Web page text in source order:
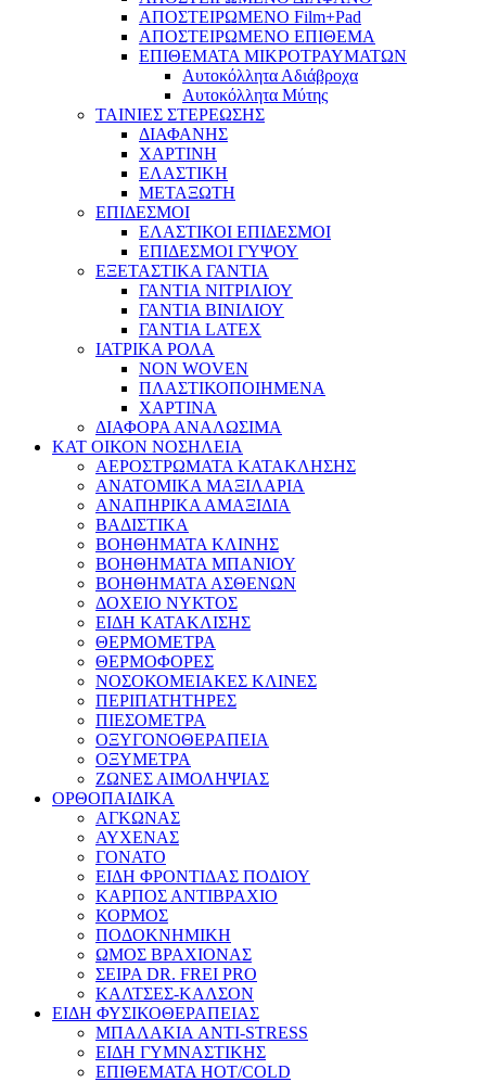
ΑΠΟΣΤΕΙΡΩΜΕΝΟ Film+Pad
ΑΠΟΣΤΕΙΡΩΜΕΝΟ ΕΠΙΘΕΜΑ
ΕΠΙΘΕΜΑΤΑ ΜΙΚΡΟΤΡΑΥΜΑΤΩΝ
Αυτοκόλλητα Αδιάβροχα
Αυτοκόλλητα Μύτης
ΤΑΙΝΙΕΣ ΣΤΕΡΕΩΣΗΣ
ΔΙΑΦΑΝΗΣ
ΧΑΡΤΙΝΗ
ΕΛΑΣΤΙΚΗ
ΜΕΤΑΞΩΤΗ
ΕΠΙΔΕΣΜΟΙ
ΕΛΑΣΤΙΚΟΙ ΕΠΙΔΕΣΜΟΙ
ΕΠΙΔΕΣΜΟΙ ΓΥΨΟΥ
ΕΞΕΤΑΣΤΙΚΑ ΓΑΝΤΙΑ
ΓΑΝΤΙΑ ΝΙΤΡΙΛΙΟΥ
ΓΑΝΤΙΑ ΒΙΝΙΛΙΟΥ
ΓΑΝΤΙΑ LATEX
ΙΑΤΡΙΚΑ ΡΟΛΑ
NON WOVEN
ΠΛΑΣΤΙΚΟΠΟΙΗΜΕΝΑ
ΧΑΡΤΙΝΑ
ΔΙΑΦΟΡΑ ΑΝΑΛΩΣΙΜΑ
ΚΑΤ ΟΙΚΟΝ ΝΟΣΗΛΕΙΑ
ΑΕΡΟΣΤΡΩΜΑΤΑ ΚΑΤΑΚΛΗΣΗΣ
ΑΝΑΤΟΜΙΚΑ ΜΑΞΙΛΑΡΙΑ
ΑΝΑΠΗΡΙΚΑ ΑΜΑΞΙΔΙΑ
ΒΑΔΙΣΤΙΚΑ
ΒΟΗΘΗΜΑΤΑ ΚΛΙΝΗΣ
ΒΟΗΘΗΜΑΤΑ ΜΠΑΝΙΟΥ
ΒΟΗΘΗΜΑΤΑ ΑΣΘΕΝΩΝ
ΔΟΧΕΙΟ ΝΥΚΤΟΣ
ΕΙΔΗ ΚΑΤΑΚΛΙΣΗΣ
ΘΕΡΜΟΜΕΤΡΑ
ΘΕΡΜΟΦΟΡΕΣ
ΝΟΣΟΚΟΜΕΙΑΚΕΣ ΚΛΙΝΕΣ
ΠΕΡΙΠΑΤΗΤΗΡΕΣ
ΠΙΕΣΟΜΕΤΡΑ
ΟΞΥΓΟΝΟΘΕΡΑΠΕΙΑ
ΟΞΥΜΕΤΡΑ
ΖΩΝΕΣ ΑΙΜΟΛΗΨΙΑΣ
ΟΡΘΟΠΑΙΔΙΚΑ
ΑΓΚΩΝΑΣ
ΑΥΧΕΝΑΣ
ΓΟΝΑΤΟ
ΕΙΔΗ ΦΡΟΝΤΙΔΑΣ ΠΟΔΙΟΥ
ΚΑΡΠΟΣ ΑΝΤΙΒΡΑΧΙΟ
ΚΟΡΜΟΣ
ΠΟΔΟΚΝΗΜΙΚΗ
ΩΜΟΣ ΒΡΑΧΙΟΝΑΣ
ΣΕΙΡΑ DR. FREI PRO
ΚΑΛΤΣΕΣ-ΚΑΛΣΟΝ
ΕΙΔΗ ΦΥΣΙΚΟΘΕΡΑΠΕΙΑΣ
ΜΠΑΛΑΚΙΑ ANTI-STRESS
ΕΙΔΗ ΓΥΜΝΑΣΤΙΚΗΣ
ΕΠΙΘΕΜΑΤΑ HOT/COLD